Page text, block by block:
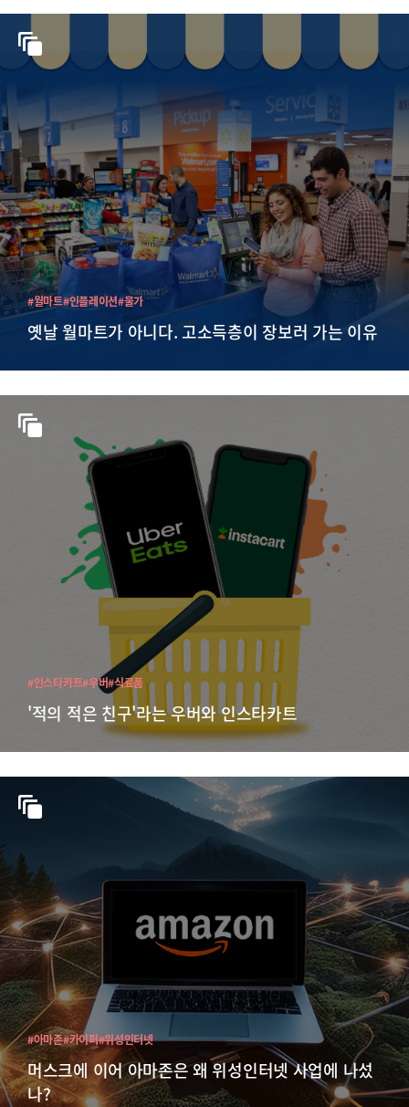
옛날 월마트가 아니다. 고소득층이 장보러 가는 이유
#월마트#인플레이션#물가
'적의 적은 친구'라는 우버와 인스타카트
#인스타카트#우버#식료품
머스크에 이어 아마존은 왜 위성인터넷 사업에 나섰
나?
#아마존#카이퍼#위성인터넷